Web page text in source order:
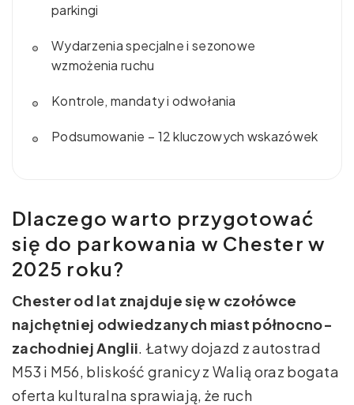
parkingi
Wydarzenia specjalne i sezonowe
wzmożenia ruchu
Kontrole, mandaty i odwołania
Podsumowanie – 12 kluczowych wskazówek
Dlaczego warto przygotować
się do parkowania w Chester w
2025 roku?
Chester od lat znajduje się w czołówce
najchętniej odwiedzanych miast północno-
zachodniej Anglii . Łatwy dojazd z autostrad
M53 i M56, bliskość granicy z Walią oraz bogata
oferta kulturalna sprawiają, że ruch